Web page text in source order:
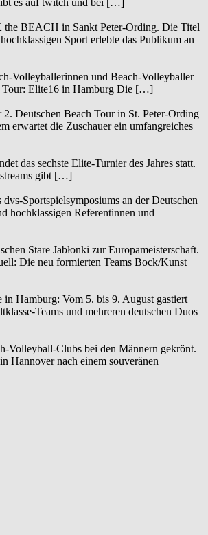
es auf twitch und bei […]
the BEACH in Sankt Peter-Ording. Die Titel
Sport erlebte das Publikum an
Volleyballerinnen und Beach-Volleyballer
Tour: Elite16 in Hamburg Die […]
Deutschen Beach Tour in St. Peter-Ording
erwartet die Zuschauer ein umfangreiches
das sechste Elite-Turnier des Jahres statt.
gibt […]
Sportspielsymposiums an der Deutschen
hochklassigen Referentinnen und
Stare Jabłonki zur Europameisterschaft.
Die neu formierten Teams Bock/Kunst
Hamburg: Vom 5. bis 9. August gastiert
Teams und mehreren deutschen Duos
Volleyball-Clubs bei den Männern gekrönt.
Hannover nach einem souveränen